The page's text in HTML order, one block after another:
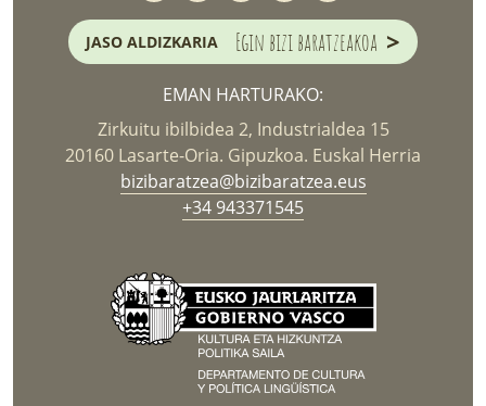
JASO ALDIZKARIA Egin bizi baratzeakoa >
EMAN HARTURAKO:
Zirkuitu ibilbidea 2, Industrialdea 15
20160 Lasarte-Oria. Gipuzkoa. Euskal Herria
bizibaratzea@bizibaratzea.eus
+34 943371545